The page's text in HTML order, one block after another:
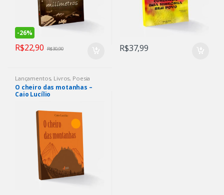
-26%
R$22,90 R$30,90 R$37,99
Lançamentos, Livros, Poesia
O cheiro das motanhas –
Caio Lucílio